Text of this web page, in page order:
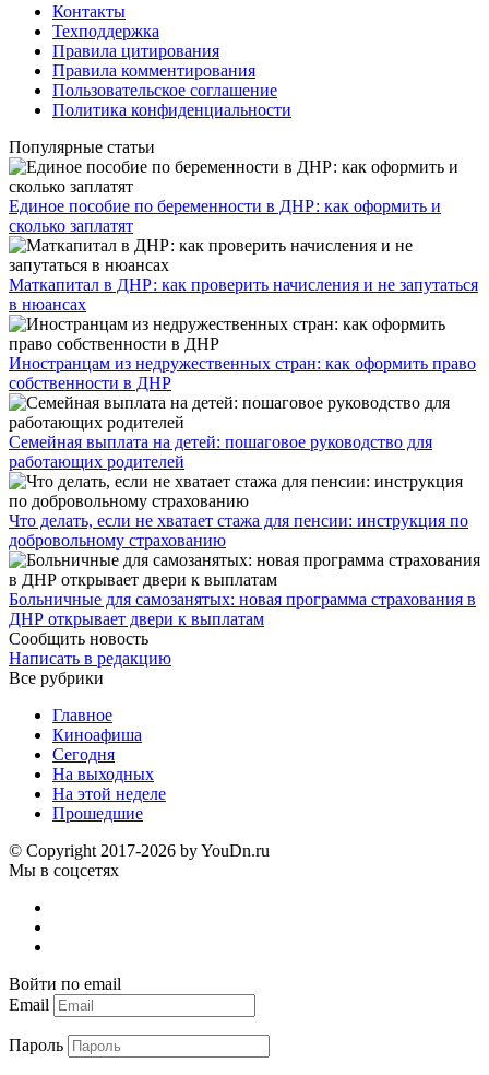
Контакты
Техподдержка
Правила цитирования
Правила комментирования
Пользовательское соглашение
Политика конфиденциальности
Популярные статьи
Единое пособие по беременности в ДНР: как оформить и
сколько заплатят
​Маткапитал в ДНР: как проверить начисления и не запутаться
в нюансах
Иностранцам из недружественных стран: как оформить право
собственности в ДНР
Семейная выплата на детей: пошаговое руководство для
работающих родителей
Что делать, если не хватает стажа для пенсии: инструкция по
добровольному страхованию
Больничные для самозанятых: новая программа страхования в
ДНР открывает двери к выплатам
Сообщить новость
Написать в редакцию
Все рубрики
Главное
Киноафиша
Сегодня
На выходных
На этой неделе
Прошедшие
© Copyright 2017-2026 by YouDn.ru
Мы в соцсетях
Войти по email
Email
Пароль